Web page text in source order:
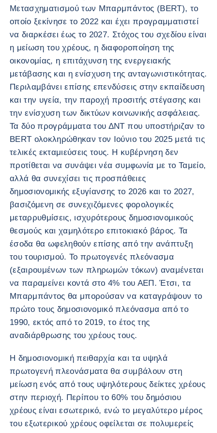
Μετασχηματισμού των Μπαρμπάντος (BERT), το
οποίο ξεκίνησε το 2022 και έχει προγραμματιστεί
να διαρκέσει έως το 2027. Στόχος του σχεδίου είναι
η μείωση του χρέους, η διαφοροποίηση της
οικονομίας, η επιτάχυνση της ενεργειακής
μετάβασης και η ενίσχυση της ανταγωνιστικότητας.
Περιλαμβάνει επίσης επενδύσεις στην εκπαίδευση
και την υγεία, την παροχή προσιτής στέγασης και
την ενίσχυση των δικτύων κοινωνικής ασφάλειας.
Τα δύο προγράμματα του ΔΝΤ που υποστήριζαν το
BERT ολοκληρώθηκαν τον Ιούνιο του 2025 μετά τις
τελικές εκταμιεύσεις τους. Η κυβέρνηση δεν
προτίθεται να συνάψει νέα συμφωνία με το Ταμείο,
αλλά θα συνεχίσει τις προσπάθειες
δημοσιονομικής εξυγίανσης το 2026 και το 2027,
βασιζόμενη σε συνεχιζόμενες φορολογικές
μεταρρυθμίσεις, ισχυρότερους δημοσιονομικούς
θεσμούς και χαμηλότερο επιτοκιακό βάρος. Τα
έσοδα θα ωφεληθούν επίσης από την ανάπτυξη
του τουρισμού. Το πρωτογενές πλεόνασμα
(εξαιρουμένων των πληρωμών τόκων) αναμένεται
να παραμείνει κοντά στο 4% του ΑΕΠ. Έτσι, τα
Μπαρμπάντος θα μπορούσαν να καταγράψουν το
πρώτο τους δημοσιονομικό πλεόνασμα από το
1990, εκτός από το 2019, το έτος της
αναδιάρθρωσης του χρέους τους.
Η δημοσιονομική πειθαρχία και τα υψηλά
πρωτογενή πλεονάσματα θα συμβάλουν στη
μείωση ενός από τους υψηλότερους δείκτες χρέους
στην περιοχή. Περίπου το 60% του δημόσιου
χρέους είναι εσωτερικό, ενώ το μεγαλύτερο μέρος
του εξωτερικού χρέους οφείλεται σε πολυμερείς